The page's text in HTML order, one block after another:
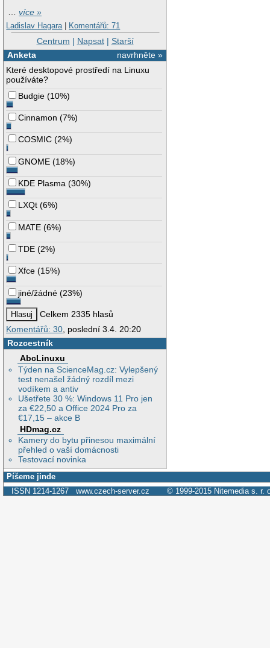
…více »
Ladislav Hagara | Komentářů: 71
Centrum | Napsat| Starší
navrhněte »
Anketa
Které desktopové prostředí na Linuxu
používáte?
Budgie (10%)
Cinnamon (7%)
COSMIC (2%)
GNOME (18%)
KDE Plasma (30%)
LXQt (6%)
MATE (6%)
TDE (2%)
Xfce (15%)
jiné/žádné (23%)
Celkem 2335 hlasů
Komentářů: 30, poslední 3.4. 20:20
Rozcestník
AbcLinuxu
Týden na ScienceMag.cz: Vylepšený
test nenašel žádný rozdíl mezi
vodíkem a antiv
Ušetřete 30 %: Windows 11 Pro jen
za €22,50 a Office 2024 Pro za
€17,15 – akce B
HDmag.cz
Kamery do bytu přinesou maximální
přehled o vaší domácnosti
Testovací novinka
Píšeme jinde
ISSN 1214-1267 www.czech-server.cz © 1999-2015 Nitemedia s. r.